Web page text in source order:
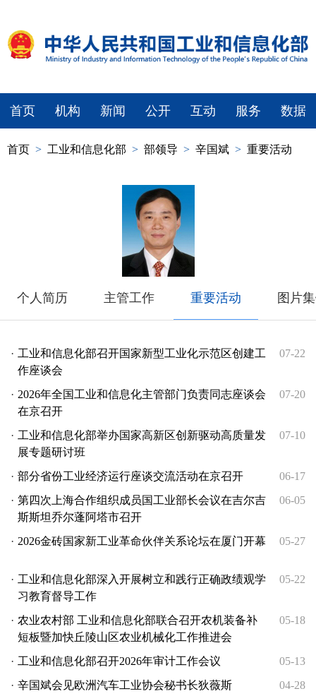
首页 机构 新闻 公开 互动 服务 数据
首页 > 工业和信息化部 > 部领导 > 辛国斌 > 重要活动
个人简历 主管工作 重要活动 图片
· 工业和信息化部召开国家新型工业化示范区创建工
作座谈会
07-22
· 2026年全国工业和信息化主管部门负责同志座谈会
在京召开
07-20
· 工业和信息化部举办国家高新区创新驱动高质量发
展专题研讨班
07-10
· 部分省份工业经济运行座谈交流活动在京召开
06-17
· 第四次上海合作组织成员国工业部长会议在吉尔吉
斯斯坦乔尔蓬阿塔市召开
06-05
· 2026金砖国家新工业革命伙伴关系论坛在厦门开幕 05-27
· 工业和信息化部深入开展树立和践行正确政绩观学
习教育督导工作
05-22
· 农业农村部 工业和信息化部联合召开农机装备补
短板暨加快丘陵山区农业机械化工作推进会
05-18
· 工业和信息化部召开2026年审计工作会议
05-13
· 辛国斌会见欧洲汽车工业协会秘书长狄薇斯
04-28